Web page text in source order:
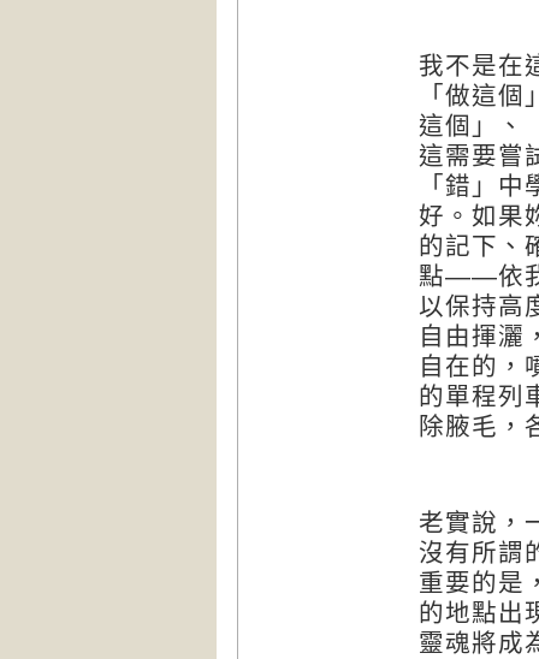
我不是在
「做這
這個」、
這需要嘗
「錯」
好。如果
的記下、
點——依
以保持高
自由揮灑
自在的，
的單程列
除腋毛，
老實說，
沒有所謂
重要的是
的地點出
靈魂將成